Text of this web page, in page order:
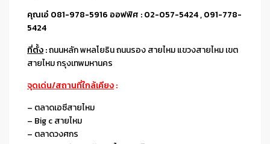
คุณเอ๋ 081-978-5916 ออฟฟิศ : 02-057-5424 , 091-778-
5424
ที่ตั้ง:ถนนหลัก พหลโยธิน ถนนรอง สายไหม แขวงสายไหม เขต
สายไหม กรุงเทพมหานคร
จุดเด่น/สถานที่ใกล้เคียง:
– ตลาดเอซีสายไหม
– Big c สายไหม
– ตลาดวงศกร